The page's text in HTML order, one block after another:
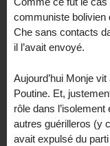
communiste bolivien
Che sans contacts
il l’avait envoyé.
Aujourd’hui Monje
Poutine. Et,
rôle dans
autres guérilleros (y
avait expulsé du